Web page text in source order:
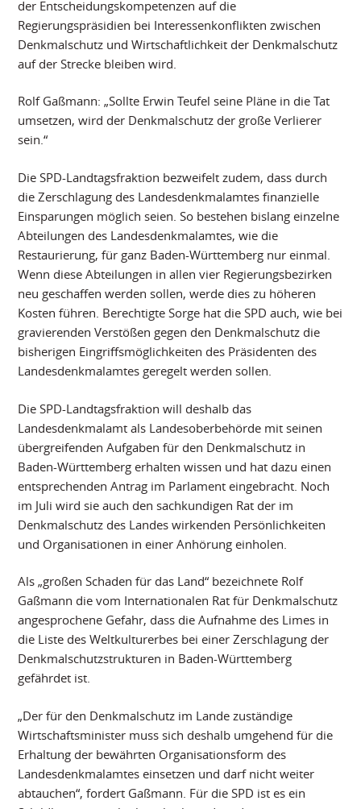
der Entscheidungskompetenzen auf die
Regierungspräsidien bei Interessenkonflikten zwischen
Denkmalschutz und Wirtschaftlichkeit der Denkmalschutz
auf der Strecke bleiben wird.
Rolf Gaßmann: „Sollte Erwin Teufel seine Pläne in die Tat
umsetzen, wird der Denkmalschutz der große Verlierer
sein.“
Die SPD-Landtagsfraktion bezweifelt zudem, dass durch
die Zerschlagung des Landesdenkmalamtes finanzielle
Einsparungen möglich seien. So bestehen bislang einzelne
Abteilungen des Landesdenkmalamtes, wie die
Restaurierung, für ganz Baden-Württemberg nur einmal.
Wenn diese Abteilungen in allen vier Regierungsbezirken
neu geschaffen werden sollen, werde dies zu höheren
Kosten führen. Berechtigte Sorge hat die SPD auch, wie bei
gravierenden Verstößen gegen den Denkmalschutz die
bisherigen Eingriffsmöglichkeiten des Präsidenten des
Landesdenkmalamtes geregelt werden sollen.
Die SPD-Landtagsfraktion will deshalb das
Landesdenkmalamt als Landesoberbehörde mit seinen
übergreifenden Aufgaben für den Denkmalschutz in
Baden-Württemberg erhalten wissen und hat dazu einen
entsprechenden Antrag im Parlament eingebracht. Noch
im Juli wird sie auch den sachkundigen Rat der im
Denkmalschutz des Landes wirkenden Persönlichkeiten
und Organisationen in einer Anhörung einholen.
Als „großen Schaden für das Land“ bezeichnete Rolf
Gaßmann die vom Internationalen Rat für Denkmalschutz
angesprochene Gefahr, dass die Aufnahme des Limes in
die Liste des Weltkulturerbes bei einer Zerschlagung der
Denkmalschutzstrukturen in Baden-Württemberg
gefährdet ist.
„Der für den Denkmalschutz im Lande zuständige
Wirtschaftsminister muss sich deshalb umgehend für die
Erhaltung der bewährten Organisationsform des
Landesdenkmalamtes einsetzen und darf nicht weiter
abtauchen“, fordert Gaßmann. Für die SPD ist es ein